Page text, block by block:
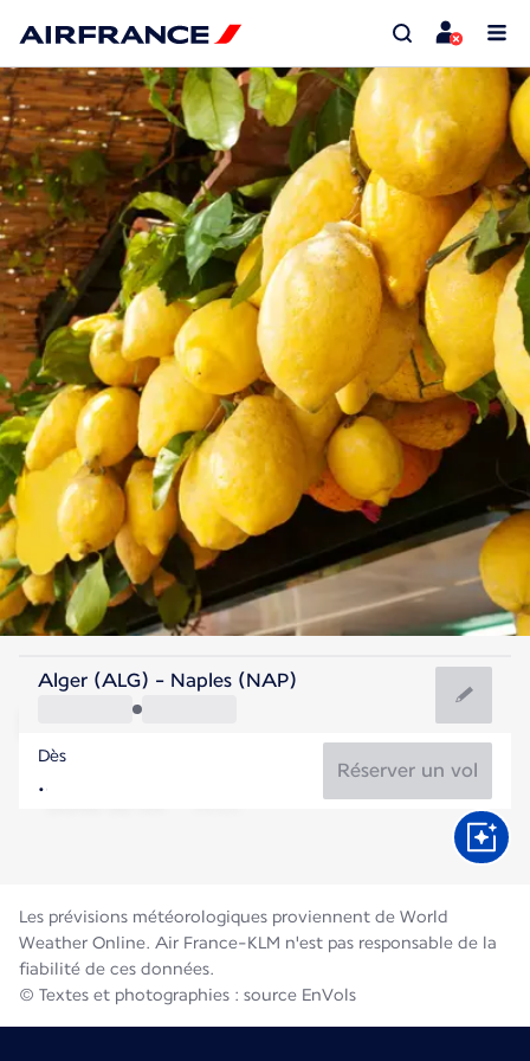
Italie
Naples
Italie
Alger (ALG) - Naples (NAP)
Dès
Réserver un vol
Les prévisions météorologiques proviennent de World
Weather Online. Air France-KLM n'est pas responsable de la
fiabilité de ces données.
© Textes et photographies : source EnVols